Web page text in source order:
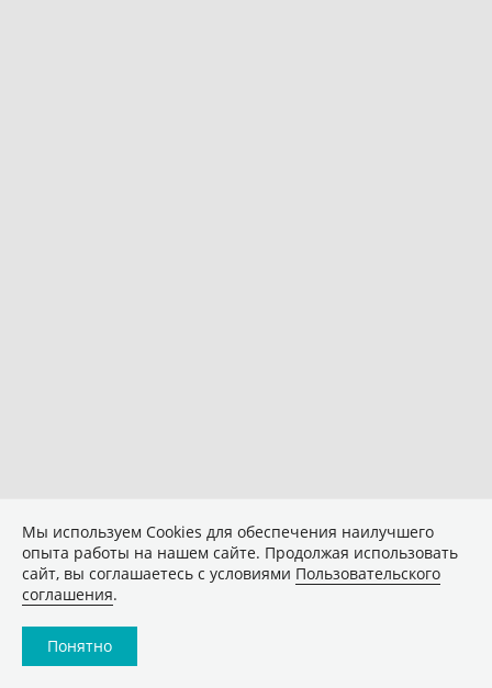
Мы используем Сookies для обеспечения наилучшего
опыта работы на нашем сайте. Продолжая использовать
сайт, вы соглашаетесь с условиями Пользовательского
соглашения.
Понятно